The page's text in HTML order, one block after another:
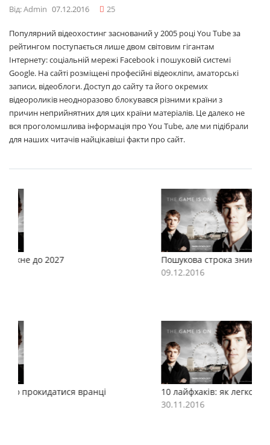
Від: Admin 07.12.2016 25
Популярний відеохостинг заснований у 2005 році You Tube за
рейтингом поступається лише двом світовим гігантам
Інтернету: соціальній мережі Facebook і пошуковій системі
Google. На сайті розміщені професійні відеокліпи, аматорські
записи, відеоблоги. Доступ до сайту та його окремих
відеороликів неодноразово блокувався різними країни з
причин неприйнятних для цих країни матеріалів. Це далеко не
вся проголомшлива інформація про You Tube, але ми підібрали
для наших читачів найцікавіші факти про сайт.
Пошукова строка зникне до 2027
10 лайфхаків: як легко прокидатися вранці